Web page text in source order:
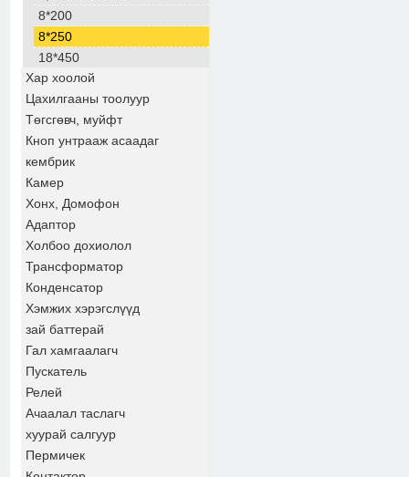
8*200
8*250
18*450
Хар хоолой
Цахилгааны тоолуур
Төгсгөвч, муйфт
Кноп унтрааж асаадаг
кембрик
Камер
Хонх, Домофон
Адаптор
Холбоо дохиолол
Трансформатор
Конденсатор
Хэмжих хэрэгслүүд
зай баттерай
Гал хамгаалагч
Пускатель
Релей
Ачаалал таслагч
хуурай салгуур
Пермичек